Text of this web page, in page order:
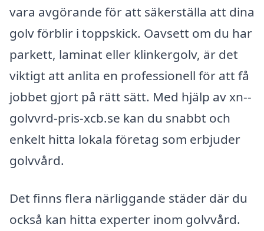
vara avgörande för att säkerställa att dina
golv förblir i toppskick. Oavsett om du har
parkett, laminat eller klinkergolv, är det
viktigt att anlita en professionell för att få
jobbet gjort på rätt sätt. Med hjälp av xn--
golvvrd-pris-xcb.se kan du snabbt och
enkelt hitta lokala företag som erbjuder
golvvård.
Det finns flera närliggande städer där du
också kan hitta experter inom golvvård.